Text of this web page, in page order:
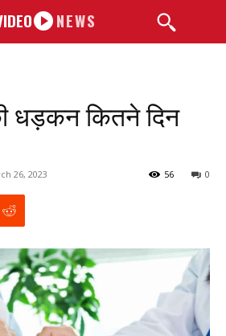
NEWS
धड़कन कितने दिन
26, 2023 0
56